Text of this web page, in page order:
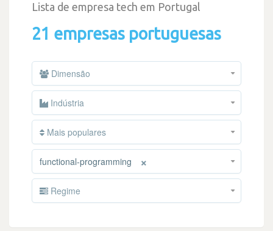
Lista de empresa tech em Portugal
21 empresas portuguesas
Dimensão
Indústria
Mais populares
×
functional-programming
Regime